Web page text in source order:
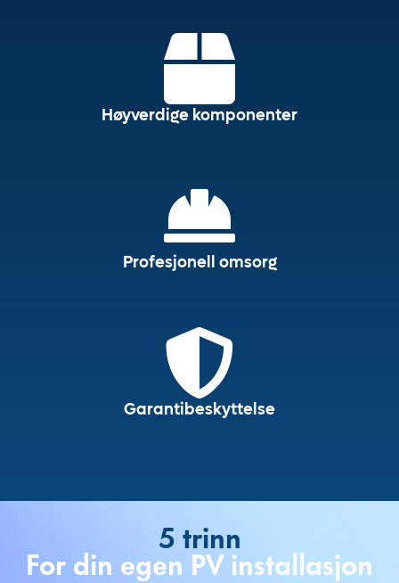
Høyverdige komponenter
Profesjonell omsorg
Garantibeskyttelse
5 trinn
For din egen PV installasjon